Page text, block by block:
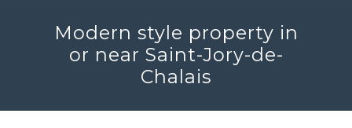
Modern style property in
or near Saint-Jory-de-
Chalais